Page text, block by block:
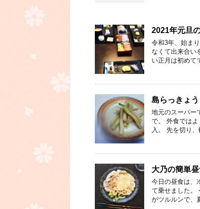
2021年元旦
令和3年、始ま
なくて出来合い
い正月は初め
島らっきょう
地元のスーパー
で。 外食では
入。 先を切り
大乃の簡単
今日の昼食は、
て乗せました。
がツルルンで、